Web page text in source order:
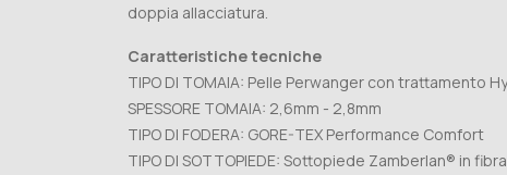
doppia allacciatura.
Caratteristiche tecniche
TIPO DI TOMAIA: Pelle Perwanger con trattamento
SPESSORE TOMAIA: 2,6mm - 2,8mm
TIPO DI FODERA: GORE-TEX Performance Comfort
TIPO DI SOTTOPIEDE: Sottopiede Zamberlan® in